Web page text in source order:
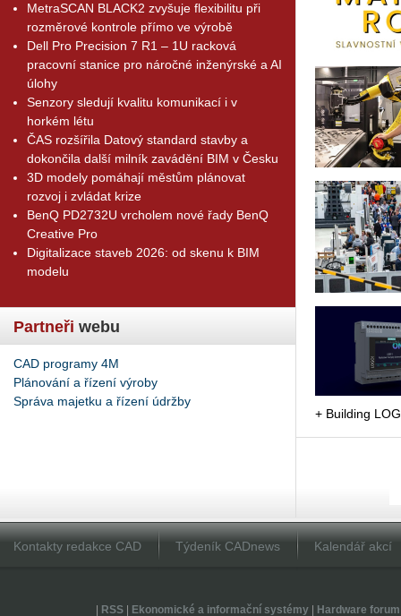
MetraSCAN BLACK2 zvyšuje flexibilitu při
rozměrové kontrole přímo ve výrobě
Dell Pro Precision 7 R1 – 1U racková
pracovní stanice pro náročné inženýrské a AI
úlohy
Senzory sledují kvalitu komunikací i v
horkém létu
ČAS rozšířila Datový standard stavby a
dokončila další milník zavádění BIM v Česku
3D modely pomáhají městům plánovat
rozvoj i zvládat krize
BenQ PD2732U vrcholem nové řady BenQ
Creative Pro
Digitalizace staveb 2026: od skenu k BIM
modelu
Partneři webu
CAD programy 4M
Plánování a řízení výroby
Správa majetku a řízení údržby
+ Bu­il­ding
Kontakty redakce CAD Týdeník CADnews Kalendář akcí
RSS| Ekonomické a informační systémy| Hardware forum